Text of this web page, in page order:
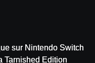
sur Nintendo Switch
Tarnished Edition